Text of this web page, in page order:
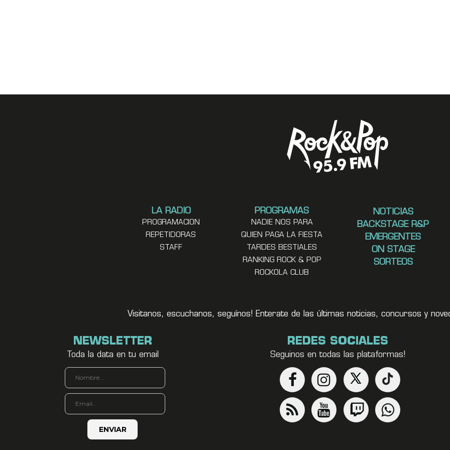
LA RADIO
PROGRAMACION
REPETIDORAS
STAFF
PROGRAMAS
NADIE NOS PARA
QUIEN PAGA LA FIESTA
TARDES BESTIALES
RANKING ROCK & POP
ROCKOLA CLUB
NOTICIAS
BACKSTAGE R&P
EMERGENTES
ON STAGE
SORTEOS
Visitanos, escuchanos, seguínos! Enterate de las últimas noticias, concursos y
NEWSLETTER
Toda la data en tu email
REDES SOCIALES
Seguinos en todas las plataformas!